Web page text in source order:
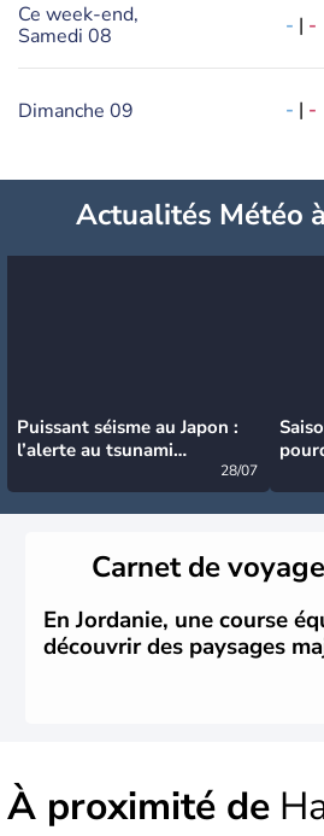
Ce week-end,
Samedi 08
- | -
Dimanche 09 - | -
Actualités Météo
Puissant séisme au Japon :
l’alerte au tsunami
28/07
Carnet de voyage
En Jordanie, une course
découvrir des paysages
À proximité de